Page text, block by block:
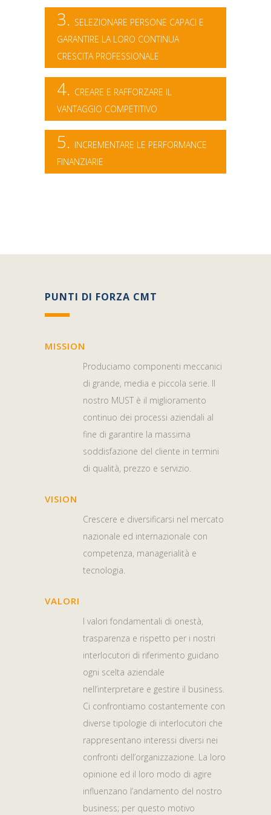
3. SELEZIONARE PERSONE CAPACI E
GARANTIRE LA LORO CONTINUA
CRESCITA PROFESSIONALE
4. CREARE E RAFFORZARE IL
VANTAGGIO COMPETITIVO
5. INCREMENTARE LE PERFORMANCE
FINANZIARIE
PUNTI DI FORZA CMT
MISSION
Produciamo componenti meccanici
di grande, media e piccola serie. Il
nostro MUST è il miglioramento
continuo dei processi aziendali al
fine di garantire la massima
soddisfazione del cliente in termini
di qualità, prezzo e servizio.
VISION
Crescere e diversificarsi nel mercato
nazionale ed internazionale con
competenza, managerialità e
tecnologia.
VALORI
I valori fondamentali di onestà,
trasparenza e rispetto per i nostri
interlocutori di riferimento guidano
ogni scelta aziendale
nell’interpretare e gestire il business.
Ci confrontiamo costantemente con
diverse tipologie di interlocutori che
rappresentano interessi diversi nei
confronti dell’organizzazione. La loro
opinione ed il loro modo di agire
influenzano l’andamento del nostro
business; per questo motivo